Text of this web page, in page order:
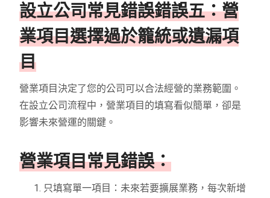
設立公司常見錯誤錯誤五：營
業項目選擇過於籠統或遺漏項
目
營業項目決定了您的公司可以合法經營的業務範圍。
在設立公司流程中，營業項目的填寫看似簡單，卻是
影響未來營運的關鍵。
營業項目常見錯誤：
只填寫單一項目：未來若要擴展業務，每次新增